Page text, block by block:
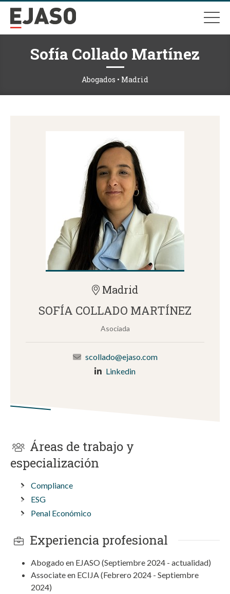
Sofía Collado Martínez
Abogados • Madrid
Madrid
SOFÍA COLLADO MARTÍNEZ
Asociada
scollado@ejaso.com
Linkedin
Áreas de trabajo y
especialización
Compliance
ESG
Penal Económico
Experiencia profesional
Abogado en EJASO (Septiembre 2024 - actualidad)
Associate en ECIJA (Febrero 2024 - Septiembre
2024)